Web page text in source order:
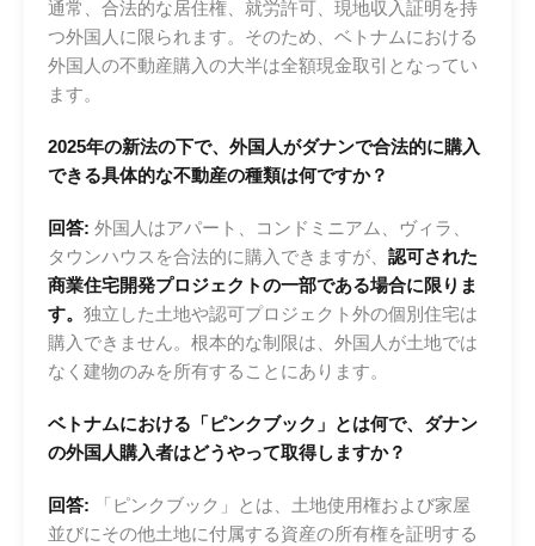
通常、合法的な居住権、就労許可、現地収入証明を持
つ外国人に限られます。そのため、ベトナムにおける
外国人の不動産購入の大半は全額現金取引となってい
ます。
2025年の新法の下で、外国人がダナンで合法的に購入
できる具体的な不動産の種類は何ですか？
回答: 外国人はアパート、コンドミニアム、ヴィラ、
タウンハウスを合法的に購入できますが、 認可された
商業住宅開発プロジェクトの一部である場合に限りま
す。 独立した土地や認可プロジェクト外の個別住宅は
購入できません。根本的な制限は、外国人が土地では
なく建物のみを所有することにあります。
ベトナムにおける「ピンクブック」とは何で、ダナン
の外国人購入者はどうやって取得しますか？
回答: 「ピンクブック」とは、土地使用権および家屋
並びにその他土地に付属する資産の所有権を証明する